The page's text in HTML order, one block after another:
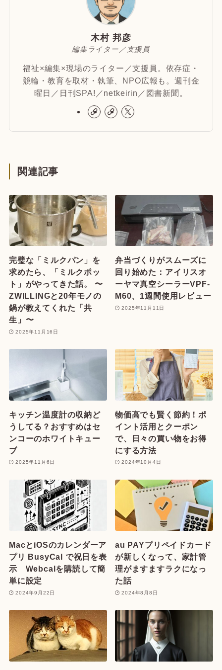
木村 邦彦
編集ライター／支援員
福祉×編集×現場のライター／支援員。依存症・
競輪・教育を取材・執筆、NPO広報も。週刊金
曜日／日刊SPA!／netkeirin／図書新聞。
関連記事
完璧な「ミルクパン」を
求めたら、「ミルクポッ
ト」がやってきた話。 〜
ZWILLINGと20年モノの
鍋が教えてくれた「共
生」〜
2025年11月16日
弁当づくりがスムーズに
回り始めた：アイリスオ
ーヤマ真空シーラーVPF-
M60、1週間使用レビュー
2025年11月11日
キッチン温度計の収納ど
うしてる？おすすめはセ
ンコーのホワイトキュー
ブ
2025年11月6日
物価高でも賢く節約！ポ
イント活用とクーポン
で、日々の買い物をお得
にする方法
2024年10月4日
MacとiOSのカレンダーア
プリ BusyCal で祝日を表
示 Webcalを購読して簡
単に設定
2024年9月22日
au PAYプリペイドカード
が新しくなって、家計管
理がますますラクになっ
た話
2024年8月8日